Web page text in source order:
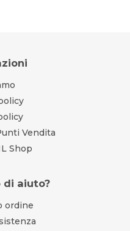
Vendita
Shop
di aiuto?
ordine